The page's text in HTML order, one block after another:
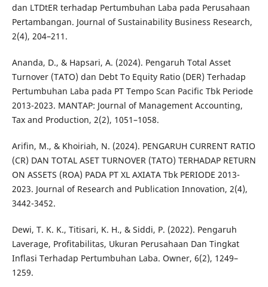
dan LTDtER terhadap Pertumbuhan Laba pada Perusahaan
Pertambangan. Journal of Sustainability Business Research,
2(4), 204–211.
Ananda, D., & Hapsari, A. (2024). Pengaruh Total Asset
Turnover (TATO) dan Debt To Equity Ratio (DER) Terhadap
Pertumbuhan Laba pada PT Tempo Scan Pacific Tbk Periode
2013-2023. MANTAP: Journal of Management Accounting,
Tax and Production, 2(2), 1051–1058.
Arifin, M., & Khoiriah, N. (2024). PENGARUH CURRENT RATIO
(CR) DAN TOTAL ASET TURNOVER (TATO) TERHADAP RETURN
ON ASSETS (ROA) PADA PT XL AXIATA Tbk PERIODE 2013-
2023. Journal of Research and Publication Innovation, 2(4),
3442-3452.
Dewi, T. K. K., Titisari, K. H., & Siddi, P. (2022). Pengaruh
Laverage, Profitabilitas, Ukuran Perusahaan Dan Tingkat
Inflasi Terhadap Pertumbuhan Laba. Owner, 6(2), 1249–
1259.